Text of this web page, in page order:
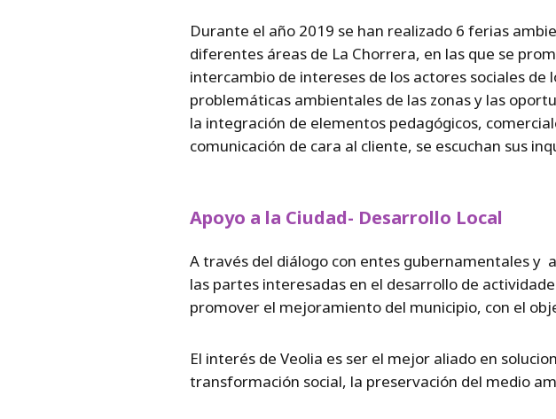
Durante el año 2019 se han realizado 6 ferias
diferentes áreas de La Chorrera, en las que se
intercambio de intereses de los actores sociales
problemáticas ambientales de las zonas y las
la integración de elementos pedagógicos,
comunicación de cara al cliente, se escuchan sus
Apoyo a la Ciudad- Desarrollo Local
A través del diálogo con entes gubernamentales y
las partes interesadas en el desarrollo de
promover el mejoramiento del municipio, con el
El interés de Veolia es ser el mejor aliado en
transformación social, la preservación del medio